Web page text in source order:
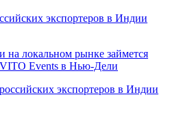
экспортеров в Индии
локальном рынке займется
VITO Events в Нью-Дели